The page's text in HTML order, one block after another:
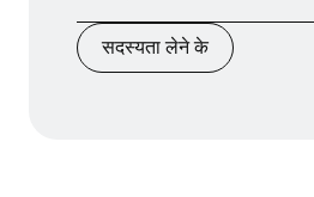
सदस्यता लेने के